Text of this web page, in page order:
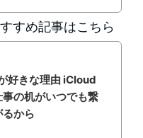
すめ記事はこちら
好きな理由 iCloud
の机がいつでも繋
から